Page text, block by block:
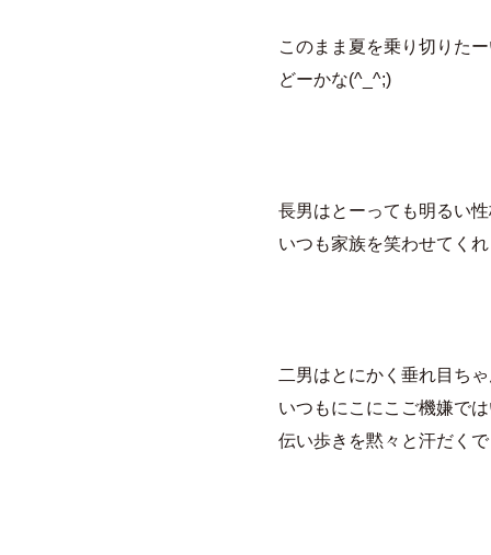
このまま夏を乗り切りた
どーかな(^_^;)
長男はとーっても明るい
いつも家族を笑わせてく
二男はとにかく垂れ目ち
いつもにこにこご機嫌で
伝い歩きを黙々と汗だく